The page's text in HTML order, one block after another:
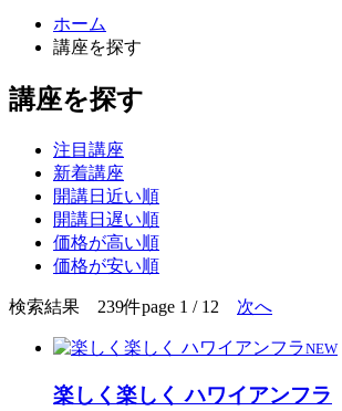
ホーム
講座を探す
講座を探す
注目講座
新着講座
開講日近い順
開講日遅い順
価格が高い順
価格が安い順
検索結果 239件page 1 / 12 次へ
NEW
楽しく楽しく ハワイアンフラ